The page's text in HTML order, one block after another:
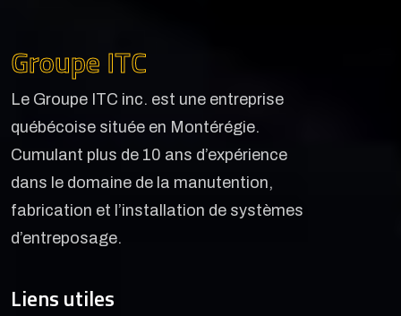
Groupe ITC
Le Groupe ITC inc. est une entreprise
québécoise située en Montérégie.
Cumulant plus de 10 ans d’expérience
dans le domaine de la manutention,
fabrication et l’installation de systèmes
d’entreposage.
Liens utiles